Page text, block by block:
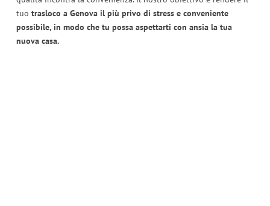
tuo trasloco a Genova il più privo di stress e conveniente
possibile, in modo che tu possa aspettarti con ansia la tua
nuova casa.